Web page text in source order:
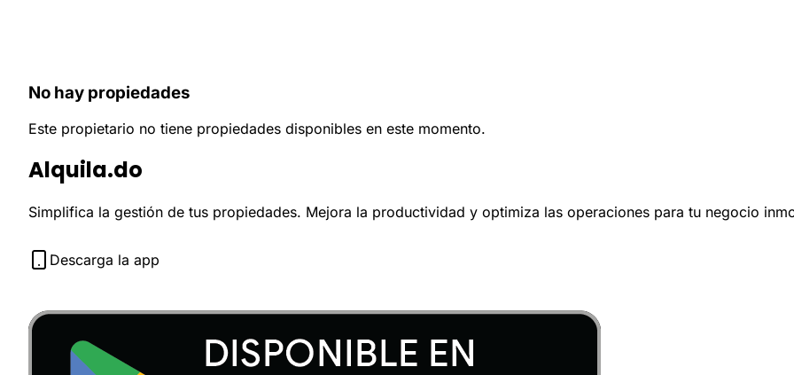
No hay propiedades
Este propietario no tiene propiedades disponibles en este momento.
Alquila.do
Simplifica la gestión de tus propiedades. Mejora la productividad y optimiza las operaciones para tu negocio
Descarga la app